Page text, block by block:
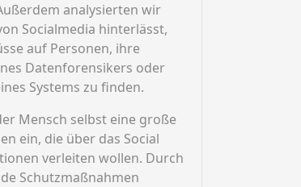
analysierten wir
Socialmedia hinterlässt,
auf Personen, ihre
Datenforensikers oder
Systems zu finden.
Mensch selbst eine große
ein, die über das Social
verleiten wollen. Durch
Schutzmaßnahmen